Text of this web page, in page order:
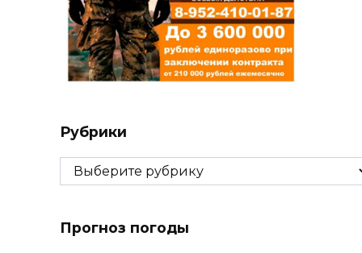
Рубрики
Рубрики
Прогноз погоды